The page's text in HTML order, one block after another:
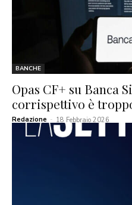
BANCHE
Opas CF+ su Banca
corrispettivo è
Redazione - 18 Febbraio 2026